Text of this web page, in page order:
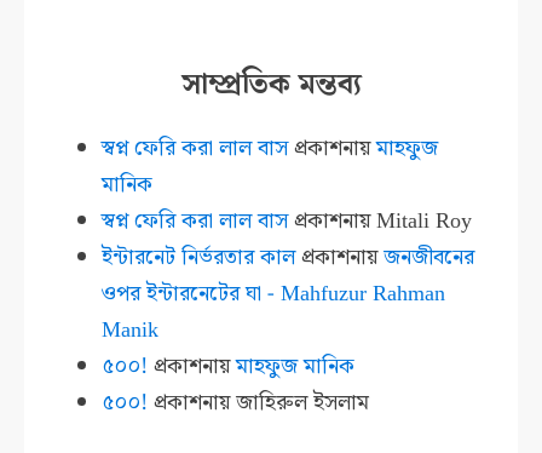
সাম্প্রতিক মন্তব্য
স্বপ্ন ফেরি করা লাল বাসপ্রকাশনায়মাহফুজ
মানিক
স্বপ্ন ফেরি করা লাল বাসপ্রকাশনায়Mitali Roy
ইন্টারনেট নির্ভরতার কালপ্রকাশনায়জনজীবনের
ওপর ইন্টারনেটের ঘা - Mahfuzur Rahman
Manik
৫০০! প্রকাশনায়মাহফুজ মানিক
৫০০! প্রকাশনায়জাহিরুল ইসলাম